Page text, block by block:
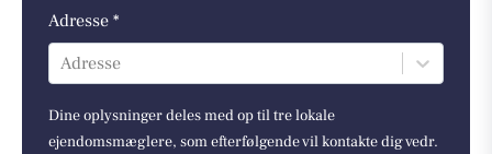
Adresse *
Adresse
Dine oplysninger deles med op til tre lokale
ejendomsmæglere, som efterfølgende vil kontakte dig vedr.